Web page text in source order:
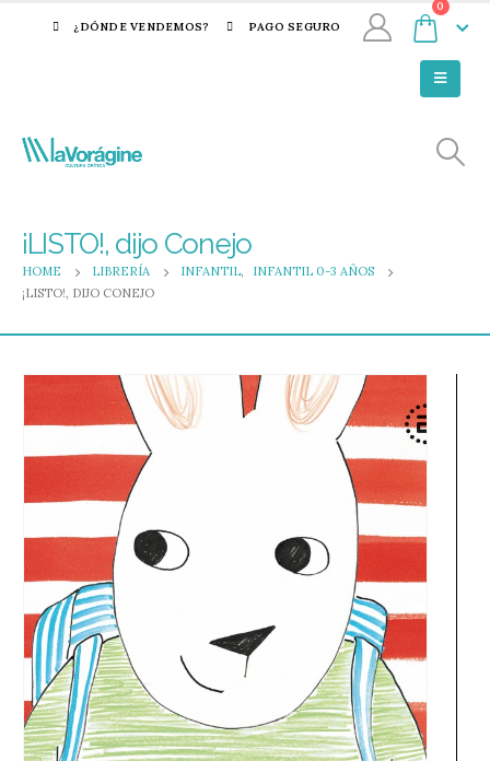
¿DÓNDE VENDEMOS? PAGO SEGURO
0
¡LISTO!, dijo Conejo
HOME LIBRERÍA INFANTIL,
INFANTIL 0-3 AÑOS
¡LISTO!, DIJO CONEJO